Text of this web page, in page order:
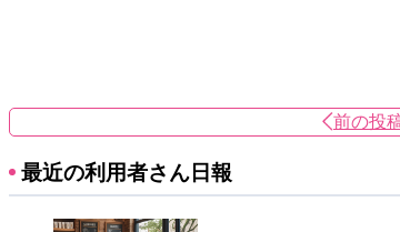
前の投
最近の利用者さん日報